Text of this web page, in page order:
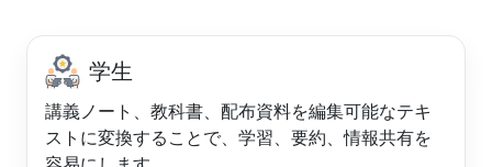
学生
講義ノート、教科書、配布資料を編集可能なテキ
ストに変換することで、学習、要約、情報共有を